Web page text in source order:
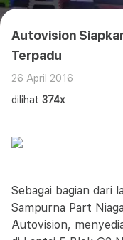
Autovision
Terpadu
26 April 2016
dilihat 374x
Sebagai bagian dari
Sampurna Part
Autovision,